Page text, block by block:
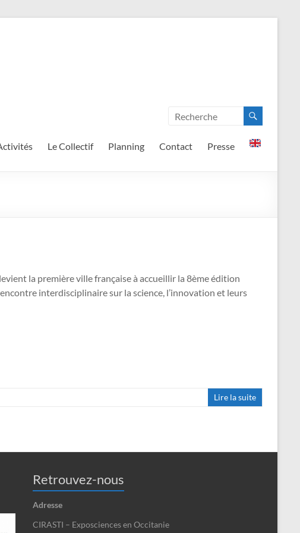
Le Collectif Planning Contact Presse
la première ville française à accueillir la 8ème édition
interdisciplinaire sur la science, l’innovation et leurs
Lire la suite
Retrouvez-nous
Adresse
CIRASTI – Exposciences en Occitanie